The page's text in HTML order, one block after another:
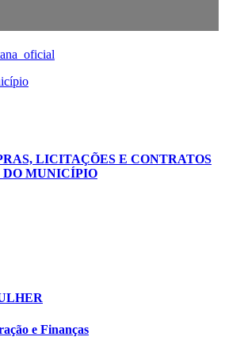
LICITAÇÕES E CONTRATOS
MUNICÍPIO
e Finanças